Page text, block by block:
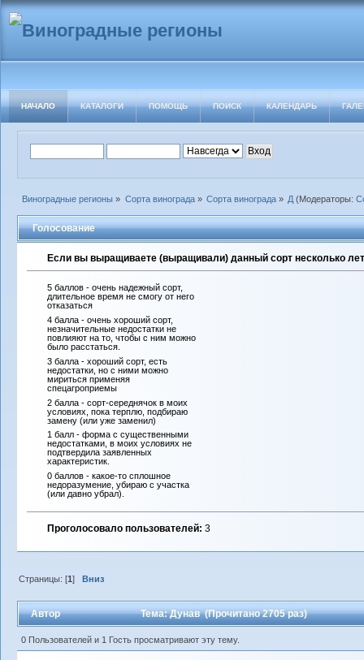
НАЧАЛО КАТАЛОГИ ПОМОЩЬ ПОИСК КАЛЕНДАРЬ
Виноградные регионы » Сорта винограда» Сорта винограда» Д(Модераторы:
Голосование
Если вы выращиваете (выращивали) данный сорт несколько
5 баллов - очень надежный сорт,
длительное время не смогу от него
отказаться
4 балла - очень хороший сорт,
незначительные недостатки не
повлияют на то, чтобы с ним можно
было расстаться.
3 балла - хороший сорт, есть
недостатки, но с ними можно
мириться применяя
спецагроприемы
2 балла - сорт-середнячок в моих
условиях, пока терплю, подбираю
замену (или уже заменил)
1 балл - форма с существенными
недостатками, в моих условиях не
подтвердила заявленных
характеристик.
0 баллов - какое-то сплошное
недоразумение, убираю с участка
(или давно убрал).
Проголосовало пользователей: 3
Страницы: [1]Вниз
Автор Тема: Дунав (Прочитано 2705 раз)
0 Пользователей и 1 Гость просматривают эту тему.